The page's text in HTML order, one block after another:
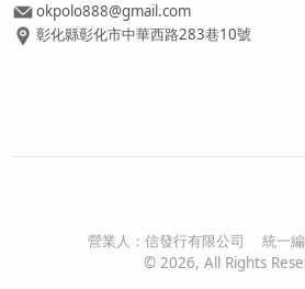
okpolo888@gmail.com
彰化縣彰化市中華西路283巷10號
營業人： 信發行有限公司 統一編
© 2026, All Rights